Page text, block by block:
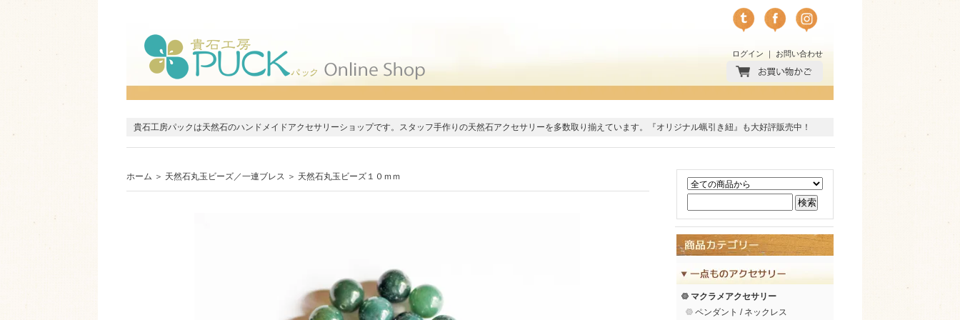
ログイン ｜ お問い合わせ
貴石工房パックは天然石のハンドメイドアクセサリーショップです。スタッフ手作りの天然石アクセサリーを多数取り揃えています。 『オリジナル蝋引き紐』 も大好評販売中！
ホーム ＞ 天然石丸玉ビーズ／一連ブレス ＞ 天然石丸玉ビーズ１０ｍｍ
マクラメアクセサリー
ペンダント / ネックレス